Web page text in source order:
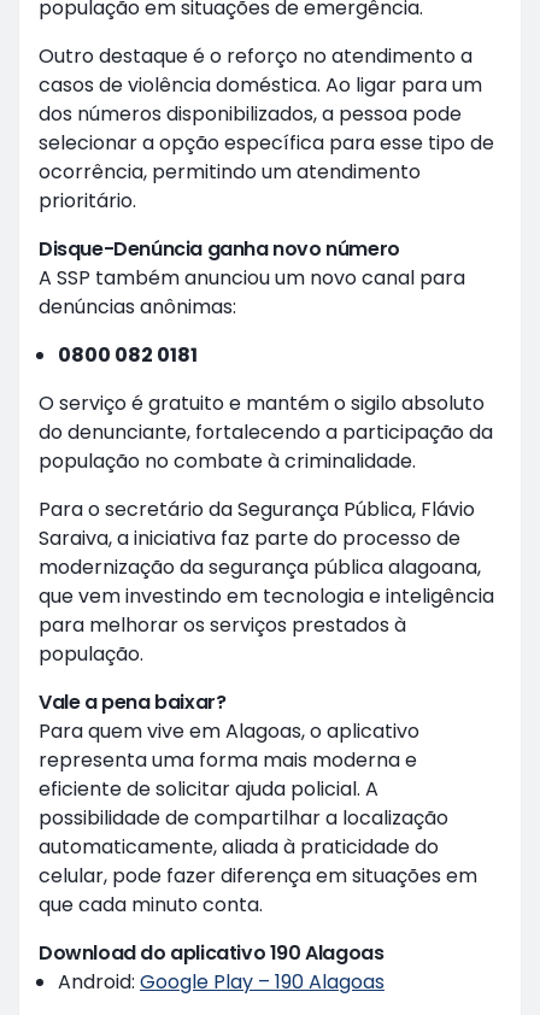
população em situações de emergência.
Outro destaque é o reforço no atendimento a
casos de violência doméstica. Ao ligar para um
dos números disponibilizados, a pessoa pode
selecionar a opção específica para esse tipo de
ocorrência, permitindo um atendimento
prioritário.
Disque-Denúncia ganha novo número
A SSP também anunciou um novo canal para
denúncias anônimas:
0800 082 0181
O serviço é gratuito e mantém o sigilo absoluto
do denunciante, fortalecendo a participação da
população no combate à criminalidade.
Para o secretário da Segurança Pública, Flávio
Saraiva, a iniciativa faz parte do processo de
modernização da segurança pública alagoana,
que vem investindo em tecnologia e inteligência
para melhorar os serviços prestados à
população.
Vale a pena baixar?
Para quem vive em Alagoas, o aplicativo
representa uma forma mais moderna e
eficiente de solicitar ajuda policial. A
possibilidade de compartilhar a localização
automaticamente, aliada à praticidade do
celular, pode fazer diferença em situações em
que cada minuto conta.
Download do aplicativo 190 Alagoas
Android: Google Play – 190 Alagoas